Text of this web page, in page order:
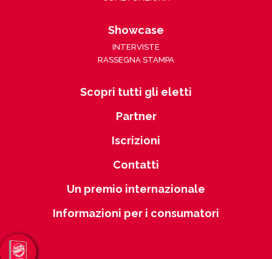
Showcase
INTERVISTE
RASSEGNA STAMPA
Scopri tutti gli eletti
Partner
Iscrizioni
Contatti
Un premio internazionale
Informazioni per i consumatori